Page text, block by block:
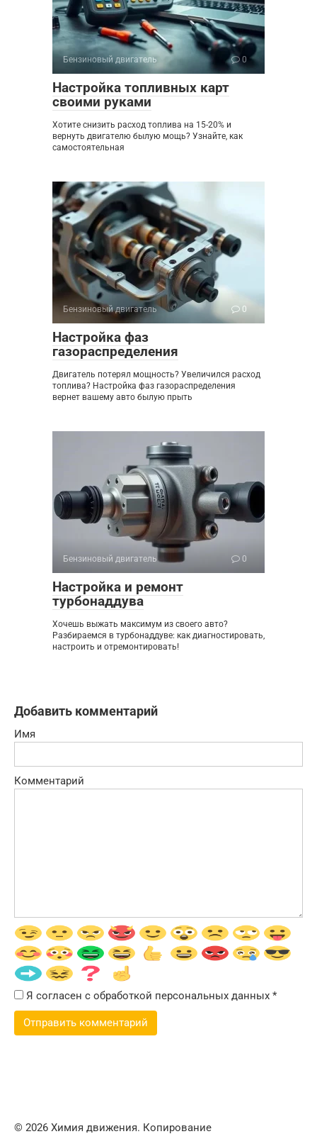
Бензиновый двигатель 0
Настройка топливных карт
своими руками
Хотите снизить расход топлива на 15-20% и
вернуть двигателю былую мощь? Узнайте, как
самостоятельная
Бензиновый двигатель 0
Настройка фаз
газораспределения
Двигатель потерял мощность? Увеличился расход
топлива? Настройка фаз газораспределения
вернет вашему авто былую прыть
Бензиновый двигатель 0
Настройка и ремонт
турбонаддува
Хочешь выжать максимум из своего авто?
Разбираемся в турбонаддуве: как диагностировать,
настроить и отремонтировать!
Добавить комментарий
Имя
Комментарий
Я согласен с обработкой персональных данных *
© 2026 Химия движения. Копирование